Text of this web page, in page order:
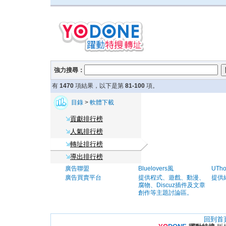
強力搜尋：
有 1470 項結果，以下是第 81-100 項。
目錄 > 軟體下載
貢獻排行榜
人氣排行榜
轉址排行榜
導出排行榜
廣告聯盟
廣告買賣平台
Bluelovers風
提供程式、遊戲、動漫、
腐物、Discuz插件及文章
創作等主題討論區。
提供
回到首